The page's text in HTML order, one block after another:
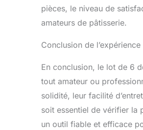
pièces, le niveau de
amateurs de pâtisserie.
Conclusion de
En conclusion, le lot de 6
tout amateur ou
solidité, leur facilité
soit essentiel de vérifier la
un outil fiable et efficace